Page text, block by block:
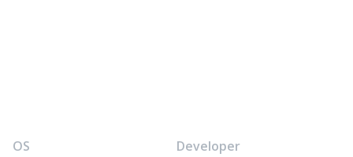
OS Developer